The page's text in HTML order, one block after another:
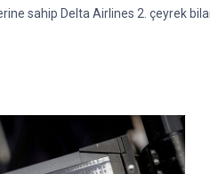
sahip Delta Airlines 2. çeyrek